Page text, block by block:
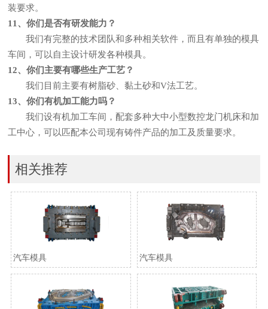
装要求。
11、你们是否有研发能力？
我们有完整的技术团队和多种相关软件，而且有单独的模具
车间，可以自主设计研发各种模具。
12、你们主要有哪些生产工艺？
我们目前主要有树脂砂、黏土砂和V法工艺。
13、你们有机加工能力吗？
我们设有机加工车间，配套多种大中小型数控龙门机床和加
工中心，可以匹配本公司现有铸件产品的加工及质量要求。
相关推荐
汽车模具 汽车模具